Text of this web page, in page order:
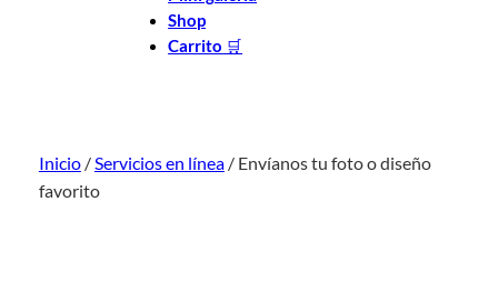
Shop
Carrito 🛒
Inicio/Servicios en línea/ Envíanos tu foto o diseño
favorito